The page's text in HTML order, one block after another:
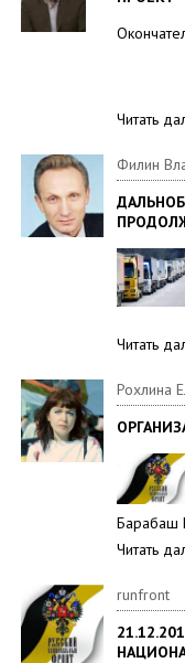
Читать
Филин
Читать
Рохлина
Барабаш
Читать
runfront